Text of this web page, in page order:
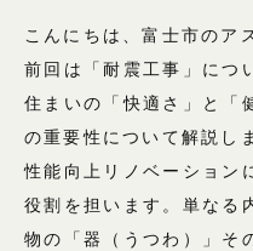
こんにちは、富士市のア
前回は「耐震工事」につ
住まいの「快適さ」と「
の重要性について解説し
性能向上リノベーション
役割を担います。単なる
物の「器（うつわ）」そ